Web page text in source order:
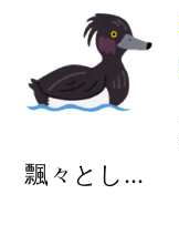
飄々とし…